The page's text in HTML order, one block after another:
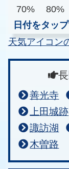
70%
80%
日付をタッ
天気アイコン
善光寺
上田城跡
諏訪湖
木曽路